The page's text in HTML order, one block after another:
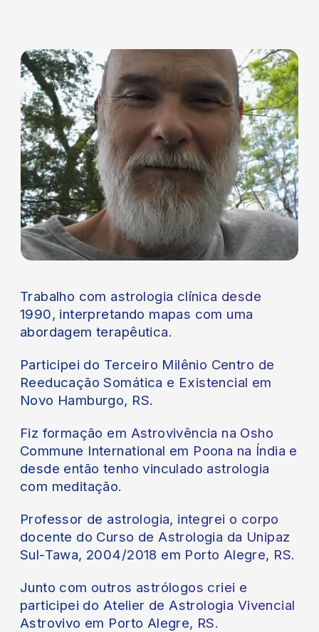
Trabalho com astrologia clínica desde
1990, interpretando mapas com uma
abordagem terapêutica.
Participei do Terceiro Milênio Centro de
Reeducação Somática e Existencial em
Novo Hamburgo, RS.
Fiz formação em Astrovivência na Osho
Commune International em Poona na Índia e
desde então tenho vinculado astrologia
com meditação.
Professor de astrologia, integrei o corpo
docente do Curso de Astrologia da Unipaz
Sul-Tawa, 2004/2018 em Porto Alegre, RS.
Junto com outros astrólogos criei e
participei do Atelier de Astrologia Vivencial
Astrovivo em Porto Alegre, RS.